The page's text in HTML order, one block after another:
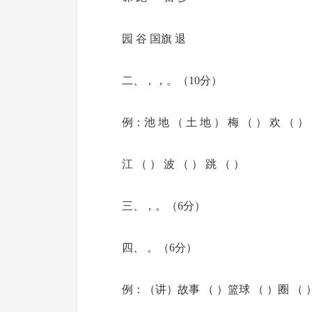
园 谷 国旗 退
二、，，。（10分）
例：池 地 （ 土 地 ） 梅 （ ） 欢 （ ）
江 （ ） 波 （ ） 跳 （ ）
三、，。（6分）
四、 。（6分）
例：（讲）故事 （ ）篮球 （ ）圈 （